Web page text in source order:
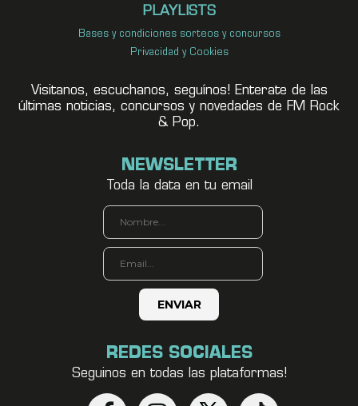
PLAYLISTS
Bases y condiciones sorteos y concursos
Privacidad y Cookies
Visitanos, escuchanos, seguínos! Enterate de las
últimas noticias, concursos y novedades de FM Rock
& Pop.
NEWSLETTER
Toda la data en tu email
REDES SOCIALES
Seguinos en todas las plataformas!